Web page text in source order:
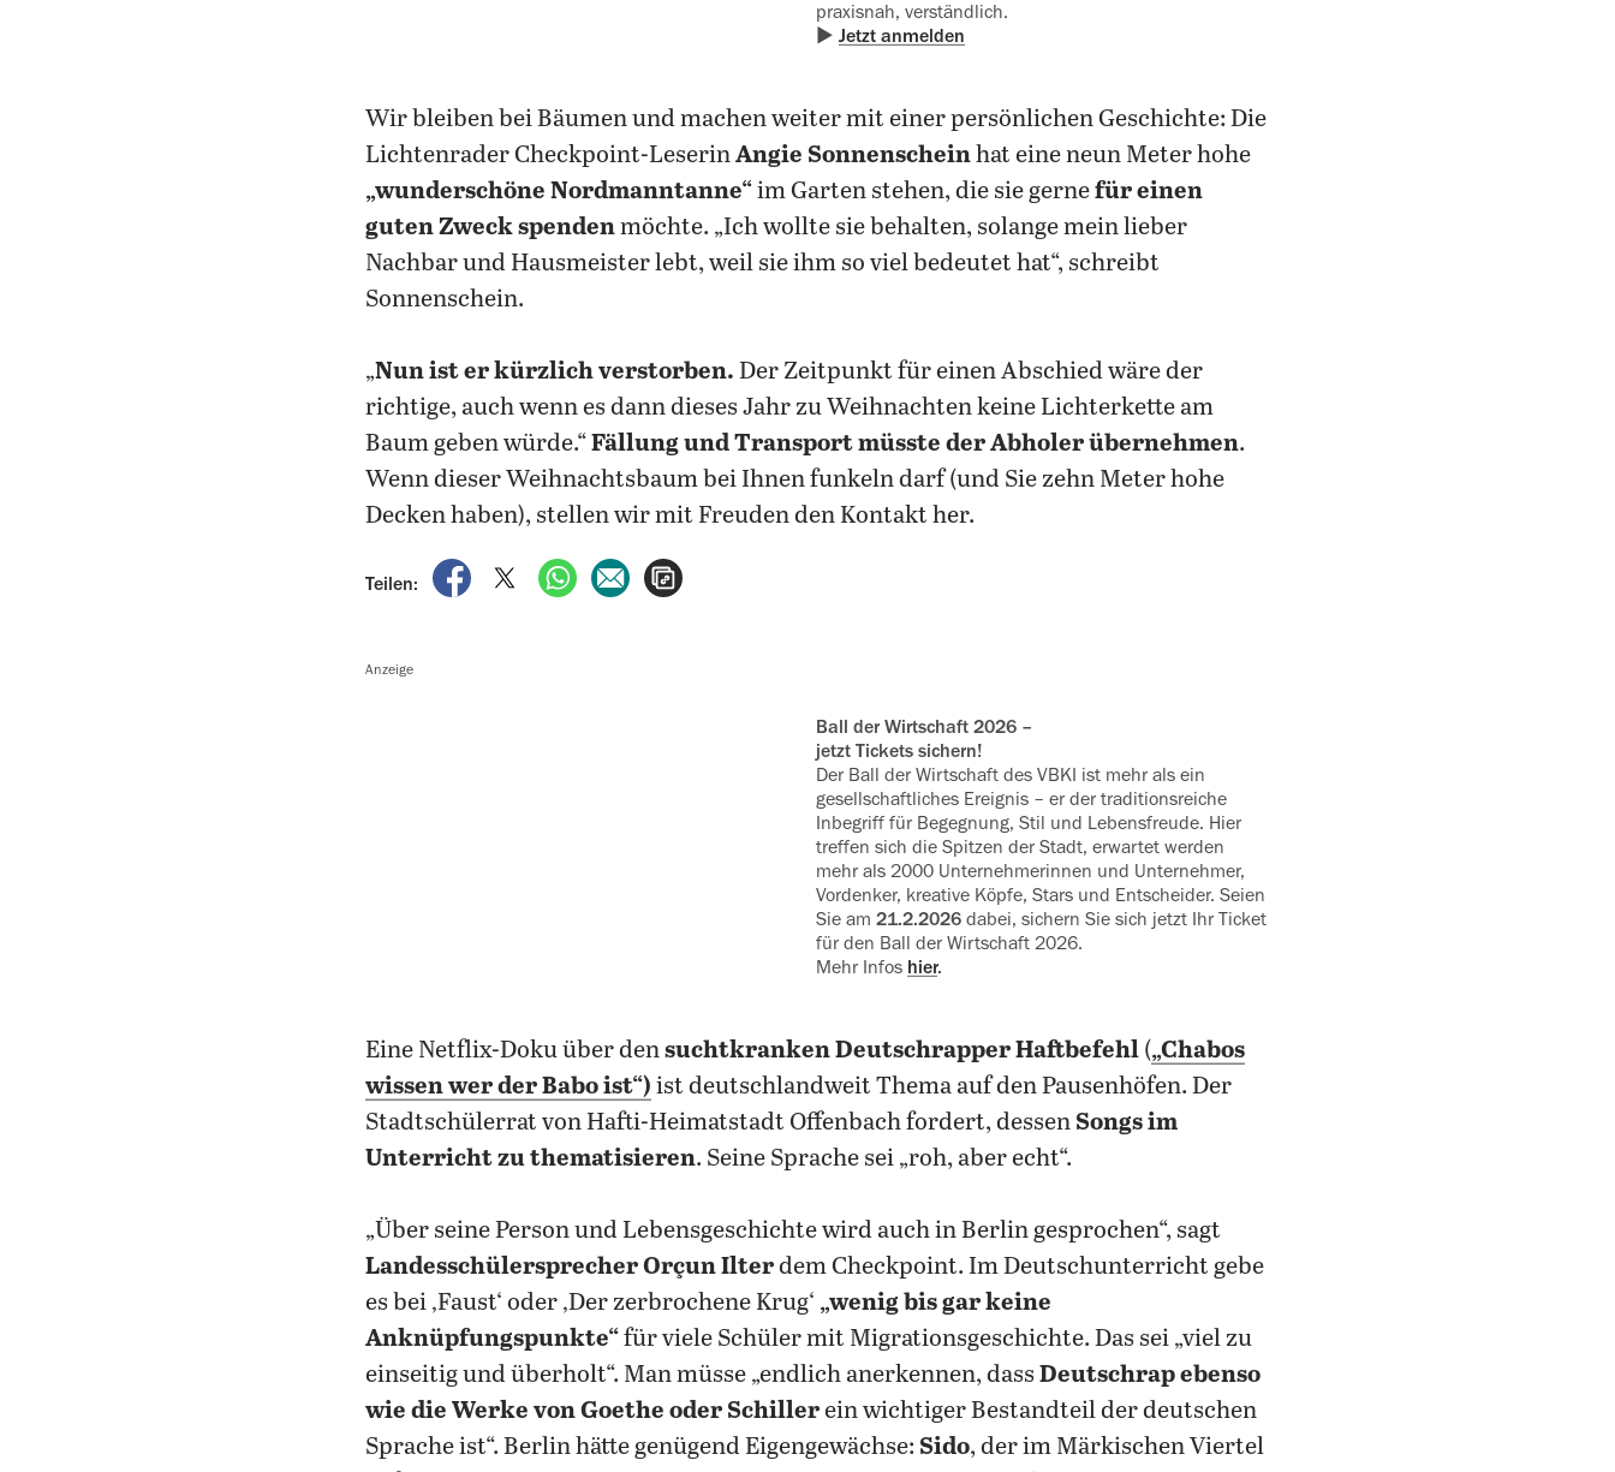
‍praxisnah, verständlich.
▶ Jetzt anmelden
Wir bleiben bei Bäumen und machen weiter mit einer persönlichen Geschichte: Die
Lichtenrader Checkpoint-LeserinAngie Sonnenscheinhat eine neun Meter hohe
„wunderschöne Nordmanntanne“im Garten stehen, die sie gernefür einen
guten Zweck spendenmöchte. „Ich wollte sie behalten, solange mein lieber
Nachbar und Hausmeister lebt, weil sie ihm so viel bedeutet hat“, schreibt
Sonnenschein.
„Nun ist er kürzlich verstorben. Der Zeitpunkt für einen Abschied wäre der
richtige, auch wenn es dann dieses Jahr zu Weihnachten keine Lichterkette am
Baum geben würde.“Fällung und Transport müsste der Abholer übernehmen.
Wenn dieser Weihnachtsbaum bei Ihnen funkeln darf (und Sie zehn Meter hohe
Decken haben), stellen wir mit Freuden den Kontakt her.
Teilen:
auf Facebook teilen
auf X teilenper WhatsApp teilen
per E-Mail teilen
Anzeige
Ball der Wirtschaft 2026 –
jetzt Tickets sichern!
Der Ball der Wirtschaft des VBKI ist mehr als ein
gesellschaftliches Ereignis – er der traditionsreiche
Inbegriff für Begegnung, Stil und Lebensfreude. Hier
treffen sich die Spitzen der Stadt, erwartet werden
mehr als 2000 ‍Unternehmerinnen und Unternehmer,
Vordenker, kreative Köpfe, Stars und Entscheider. Seien
Sie am 21.2.2026 dabei, sichern Sie sich jetzt Ihr Ticket
für den Ball der Wirtschaft 2026.
Mehr Infos hier.
Eine Netflix-Doku über densuchtkranken Deutschrapper Haftbefehl („Chabos
wissen wer der Babo ist“) ist deutschlandweit Thema auf den Pausenhöfen. Der
Stadtschülerrat von Hafti-Heimatstadt Offenbach fordert, dessen Songs im
Unterricht zu thematisieren. Seine Sprache sei „roh, aber echt“.
„Über seine Person und Lebensgeschichte wird auch in Berlin gesprochen“, sagt
Landesschülersprecher Orçun Ilterdem Checkpoint. Im Deutschunterricht gebe
es bei ‚Faust‘ oder ‚Der zerbrochene Krug‘ „wenig bis gar keine
Anknüpfungspunkte“für viele Schüler mit Migrationsgeschichte. Das sei „viel zu
einseitig und überholt“. Man müsse „endlich anerkennen, dassDeutschrap ebenso
wie die Werke von Goethe oder Schillerein wichtiger Bestandteil der deutschen
Sprache ist“. Berlin hätte genügend Eigengewächse: Sido, der im Märkischen Viertel